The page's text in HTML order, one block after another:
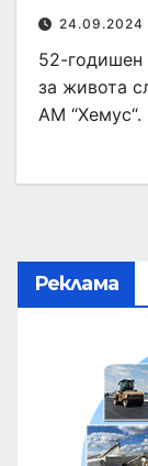
24.09.2024
52-годишен
за живота
АМ
Реклама